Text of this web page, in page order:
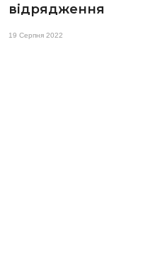
відрядження
19 Серпня 2022